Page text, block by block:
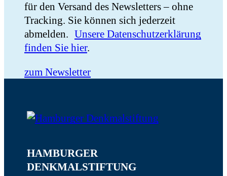
für den Versand des Newsletters – ohne
Tracking. Sie können sich jederzeit
abmelden. Unsere Datenschutz­erklärung
finden Sie hier.
zum Newsletter
HAMBURGER
DENKMALSTIFTUNG